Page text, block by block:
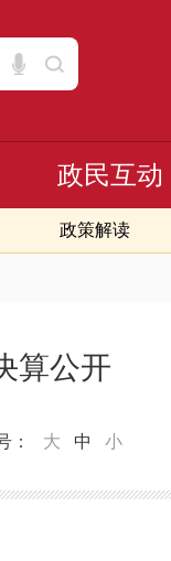
政策解读
政民互动
算公开
： 大 中 小